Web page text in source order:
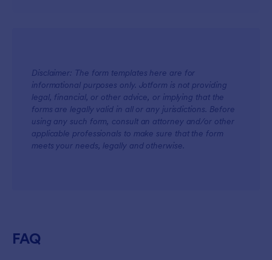
Disclaimer: The form templates here are for
informational purposes only. Jotform is not providing
legal, financial, or other advice, or implying that the
forms are legally valid in all or any jurisdictions. Before
using any such form, consult an attorney and/or other
applicable professionals to make sure that the form
meets your needs, legally and otherwise.
FAQ